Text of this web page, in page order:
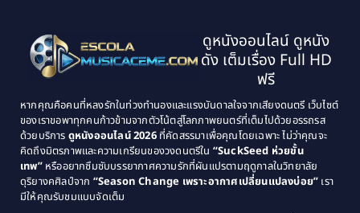
Classic หนังคลาสสิก(25)
Classic หนังคลาสสิก(134)
Classic หนังคลาสสิก(21)
Comedy ตลก(515)
Comedy ตลก(46)
1995
1994
1993
1992
1989
1988
1987
1986
1985
1984
1983
1982
ดูหนังออนไลน์ ดูหนัง
ดัง เต็มเรื่อง Full HD
ฟรี
หากคุณคือคนที่หลงรักในท่วงทำนองและแรงบันดาลใจจากเสียงดนตรี เว็บไซต์
ของเราขอพาทุกคนก้าวข้ามจากตัวโน้ตสู่โลกภาพยนตร์ที่เต็มไปด้วยอรรถรส
ด้วยบริการ ดูหนังออนไลน์ 2026ที่คัดสรรมาเพื่อคุณโดยเฉพาะ ไม่ว่าคุณจะ
คิดถึงมิตรภาพและความเกรียนของวงดนตรีใน “SuckSeed ห่วยขั้น
เทพ”หรืออยากซึมซับบรรยากาศความรักที่ผันแปรตามฤดูกาลในวิทยาลัย
ดุริยางคศิลป์จาก “Season Change เพราะอากาศเปลี่ยนแปลงบ่อย” เรา
มีให้คุณรับชมแบบจัดเต็ม